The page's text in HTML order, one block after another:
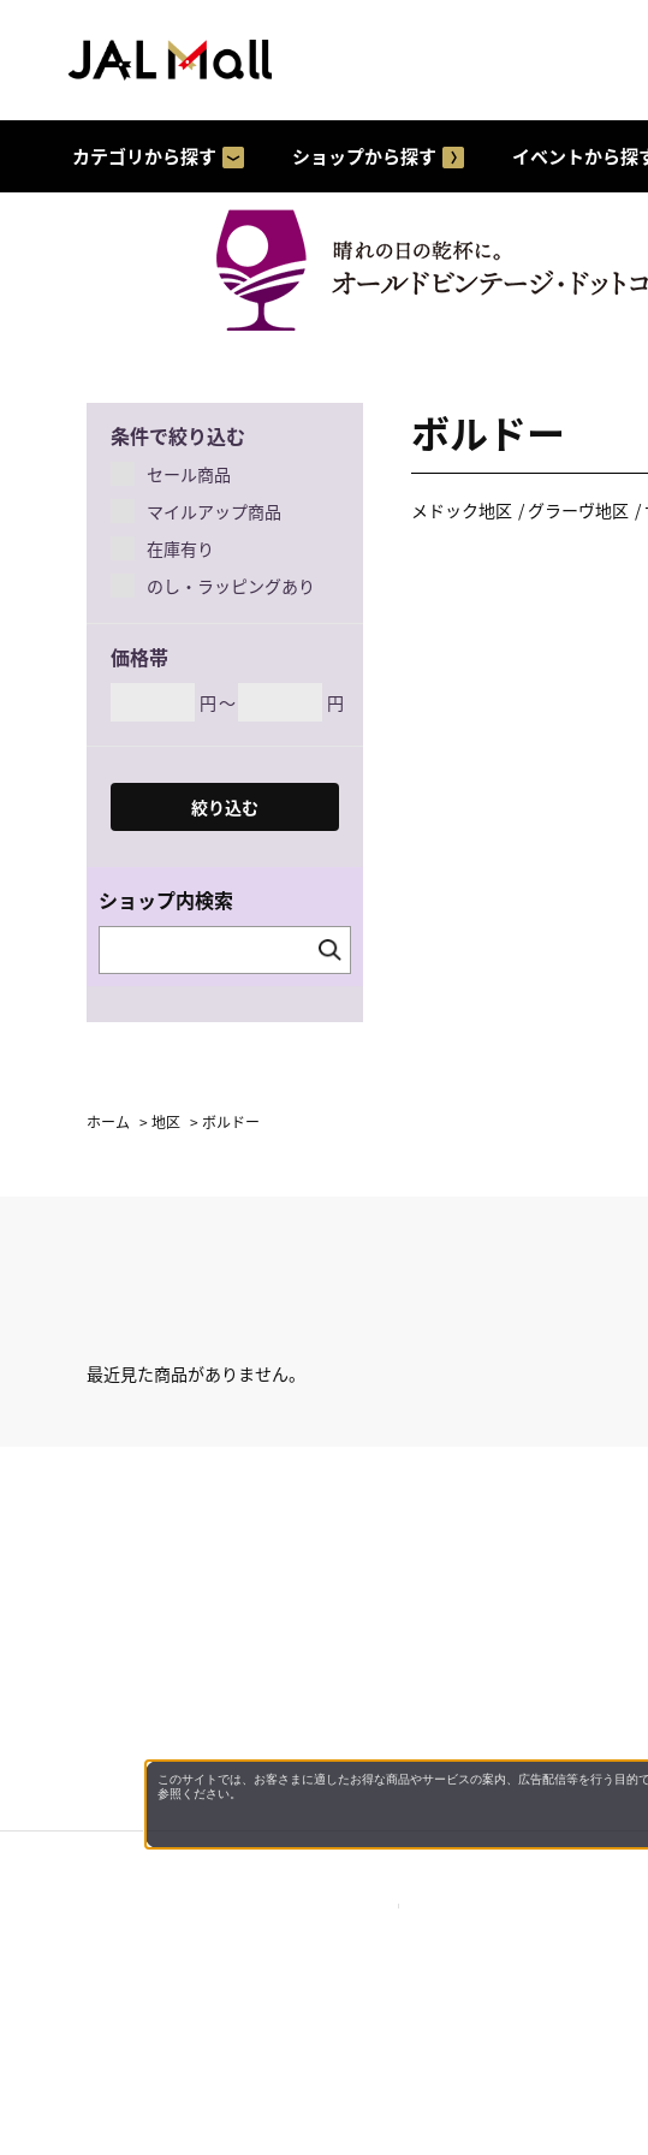
カテゴリから探す ショップから探す イベントから探
マイルアップ商品
条件で絞り込む
セール商品
在庫有り
のし・ラッピングあり
価格帯
円～ 円
絞り込む
ショップ内検索
ボルドー
メドック地区 グラーヴ地区
ホーム >地区 > ボルドー
最近見た商品がありません。
このサイトでは、お客さまに適したお得な商品やサービスの案内、広告配信等を行う目
参照ください。